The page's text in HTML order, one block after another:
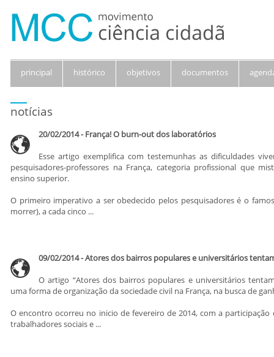
principal histórico objetivos documentos
notícias
20/02/2014 - França! O burn-out dos laboratórios
Esse artigo exemplifica com testemunhas as dificuldades
pesquisadores-professores na França, categoria profissional que
ensino superior.
O primeiro imperativo a ser obedecido pelos pesquisadores é o
morrer), a cada cinco ...
09/02/2014 - Atores dos bairros populares e universitários
O artigo “Atores dos bairros populares e universitários
uma forma de organização da sociedade civil na França, na busca de
O encontro ocorreu no inicio de fevereiro de 2014, com a participação
trabalhadores sociais e ...